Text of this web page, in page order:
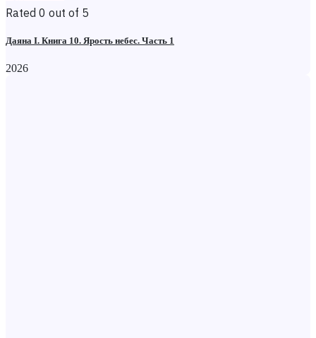
Rated 0 out of 5
Даяна I. Книга 10. Ярость небес. Часть 1
2026